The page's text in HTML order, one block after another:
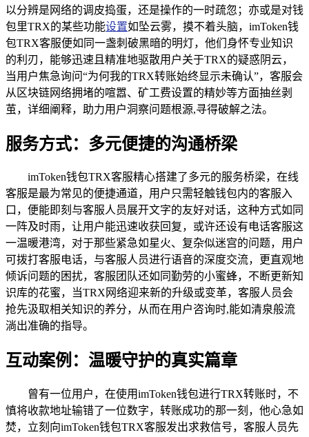
以分辨是网络的调皮捣蛋，还是操作的一时疏忽；亦或是对钱
包里TRX的某些功能设置如坠云雾，摸不着头脑，imToken钱
包TRX客服便如同一盏刺破黑暗的明灯，他们身怀专业知识
的利刃，能够迅速且精准地驱散用户关于TRX的疑惑阴云，
当用户焦急询问“为何我的TRX转账始终显示未确认”，客服会
从区块链网络拥堵的喧嚣、矿工费设置的精妙等方面抽丝剥
茧，详细阐释，助力用户洞察问题根源,寻得破解之法。
服务方式：多元便捷的沟通桥梁
imToken钱包TRX客服精心搭建了多元的服务桥梁，在线
客服是最为常见的便捷通道，用户只需轻触钱包内的客服入
口，便能即刻与客服人员展开文字的友好对话，这种方式如同
一阵及时雨，让用户能迅速收获回复，或许还设有电话客服这
一温暖港湾，对于那些紧急如星火、复杂似迷宫的问题，用户
可拨打客服电话，与客服人员进行语音的深度交流，更直观地
倾诉问题的困扰，客服团队还如同勤劳的小蜜蜂，不断更新知
识库的花蜜，当TRX网络迎来新的升级或变革，客服人员会
抢先汲取相关知识的养分，从而在用户咨询时,能如清泉般流
淌出准确的指导。
互动案例：温暖守护的真实篇章
曾有一位用户，在使用imToken钱包进行TRX转账时，不
慎将收款地址输错了一位数字，转账成功的那一刻，他心急如
焚，立刻向imToken钱包TRX客服发出求救信号，客服人员先